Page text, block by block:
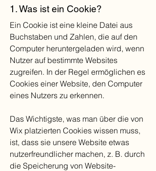
1. Was ist ein Cookie?
Ein Cookie ist eine kleine Datei aus
Buchstaben und Zahlen, die auf den
Computer heruntergeladen wird, wenn
Nutzer auf bestimmte Websites
zugreifen. In der Regel ermöglichen es
Cookies einer Website, den Computer
eines Nutzers zu erkennen.
Das Wichtigste, was man über die von
Wix platzierten Cookies wissen muss,
ist, dass sie unsere Website etwas
nutzerfreundlicher machen, z. B. durch
die Speicherung von Website-